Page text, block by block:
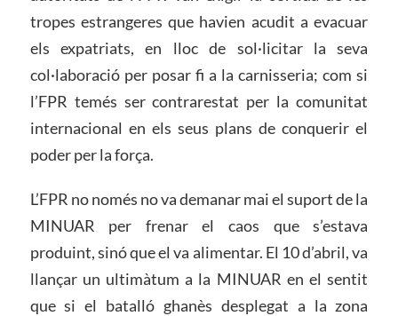
tropes estrangeres que havien acudit a evacuar
els expatriats, en lloc de sol·licitar la seva
col·laboració per posar fi a la carnisseria; com si
l’FPR temés ser contrarestat per la comunitat
internacional en els seus plans de conquerir el
poder per la força.
L’FPR no només no va demanar mai el suport de la
MINUAR per frenar el caos que s’estava
produint, sinó que el va alimentar. El 10 d’abril, va
llançar un ultimàtum a la MINUAR en el sentit
que si el batalló ghanès desplegat a la zona